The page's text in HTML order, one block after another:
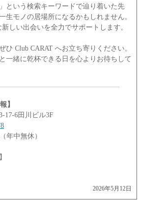
という検索キーワードで辿り着いた先
生モノの居場所になるかもしれません。
しい出会いを全力でサポートします。
ひ Club CARAT へお立ち寄りください。
一緒に乾杯できる日を心よりお待ちして
】
17-6田川ビル3F
年中無休）
】
2026年5月12日